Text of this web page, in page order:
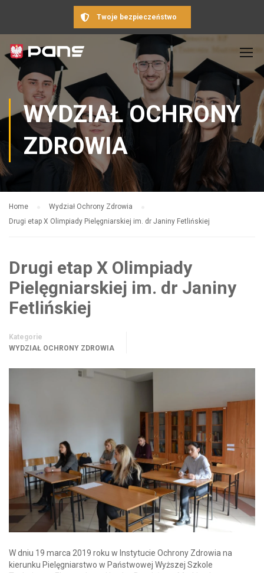
Twoje bezpieczeństwo
WYDZIAŁ OCHRONY
ZDROWIA
Home
Wydział Ochrony Zdrowia
Drugi etap X Olimpiady Pielęgniarskiej im. dr Janiny Fetlińskiej
Drugi etap X Olimpiady
Pielęgniarskiej im. dr Janiny
Fetlińskiej
Kategorie
WYDZIAŁ OCHRONY ZDROWIA
W dniu 19 marca 2019 roku w Instytucie Ochrony Zdrowia na
kierunku Pielęgniarstwo w Państwowej Wyższej Szkole